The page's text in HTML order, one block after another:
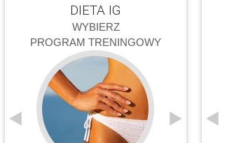
KONDYCJA
DIETA PRO
DIETA IG
WYBIERZ
PROGRAM TRENINGOWY
DIETA DRINK AND GO